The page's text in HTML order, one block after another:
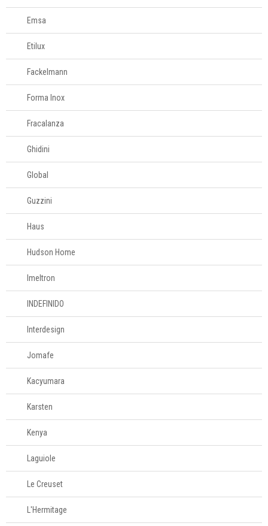
Emsa
Etilux
Fackelmann
Forma Inox
Fracalanza
Ghidini
Global
Guzzini
Haus
Hudson Home
Imeltron
INDEFINIDO
Interdesign
Jomafe
Kacyumara
Karsten
Kenya
Laguiole
Le Creuset
L'Hermitage